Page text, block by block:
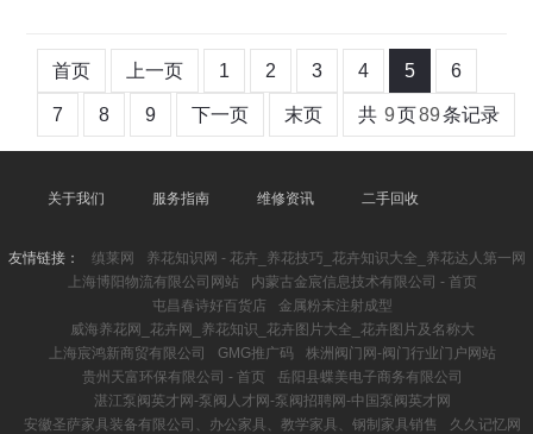
首页 上一页 1 2 3 4 5 6
7 8 9 下一页 末页 共 9页89条记录
关于我们 服务指南 维修资讯 二手回收
友情链接： 缜莱网
养花知识网 - 花卉_养花技巧_花卉知识大全_养花达人第一网
上海博阳物流有限公司网站
内蒙古金宸信息技术有限公司 - 首页
屯昌春诗好百货店
金属粉末注射成型
威海养花网_花卉网_养花知识_花卉图片大全_花卉图片及名称大
上海宸鸿新商贸有限公司
GMG推广码
株洲阀门网-阀门行业门户网站
贵州天富环保有限公司 - 首页
岳阳县蝶美电子商务有限公司
湛江泵阀英才网-泵阀人才网-泵阀招聘网-中国泵阀英才网
安徽圣萨家具装备有限公司、办公家具、教学家具、钢制家具销售
久久记忆网